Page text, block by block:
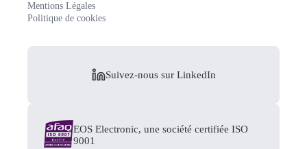
Mentions Légales
Politique de cookies
Suivez-nous sur LinkedIn
EOS Electronic, une société certifiée ISO
9001